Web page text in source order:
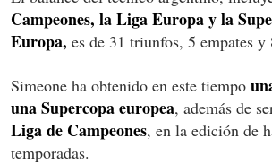
Campeones, la Liga Europa y la
Europa, es de 31 triunfos, 5 empates y
Simeone ha obtenido en este tiempo
una Supercopa europea, además de
Liga de Campeones, en la edición de
temporadas.